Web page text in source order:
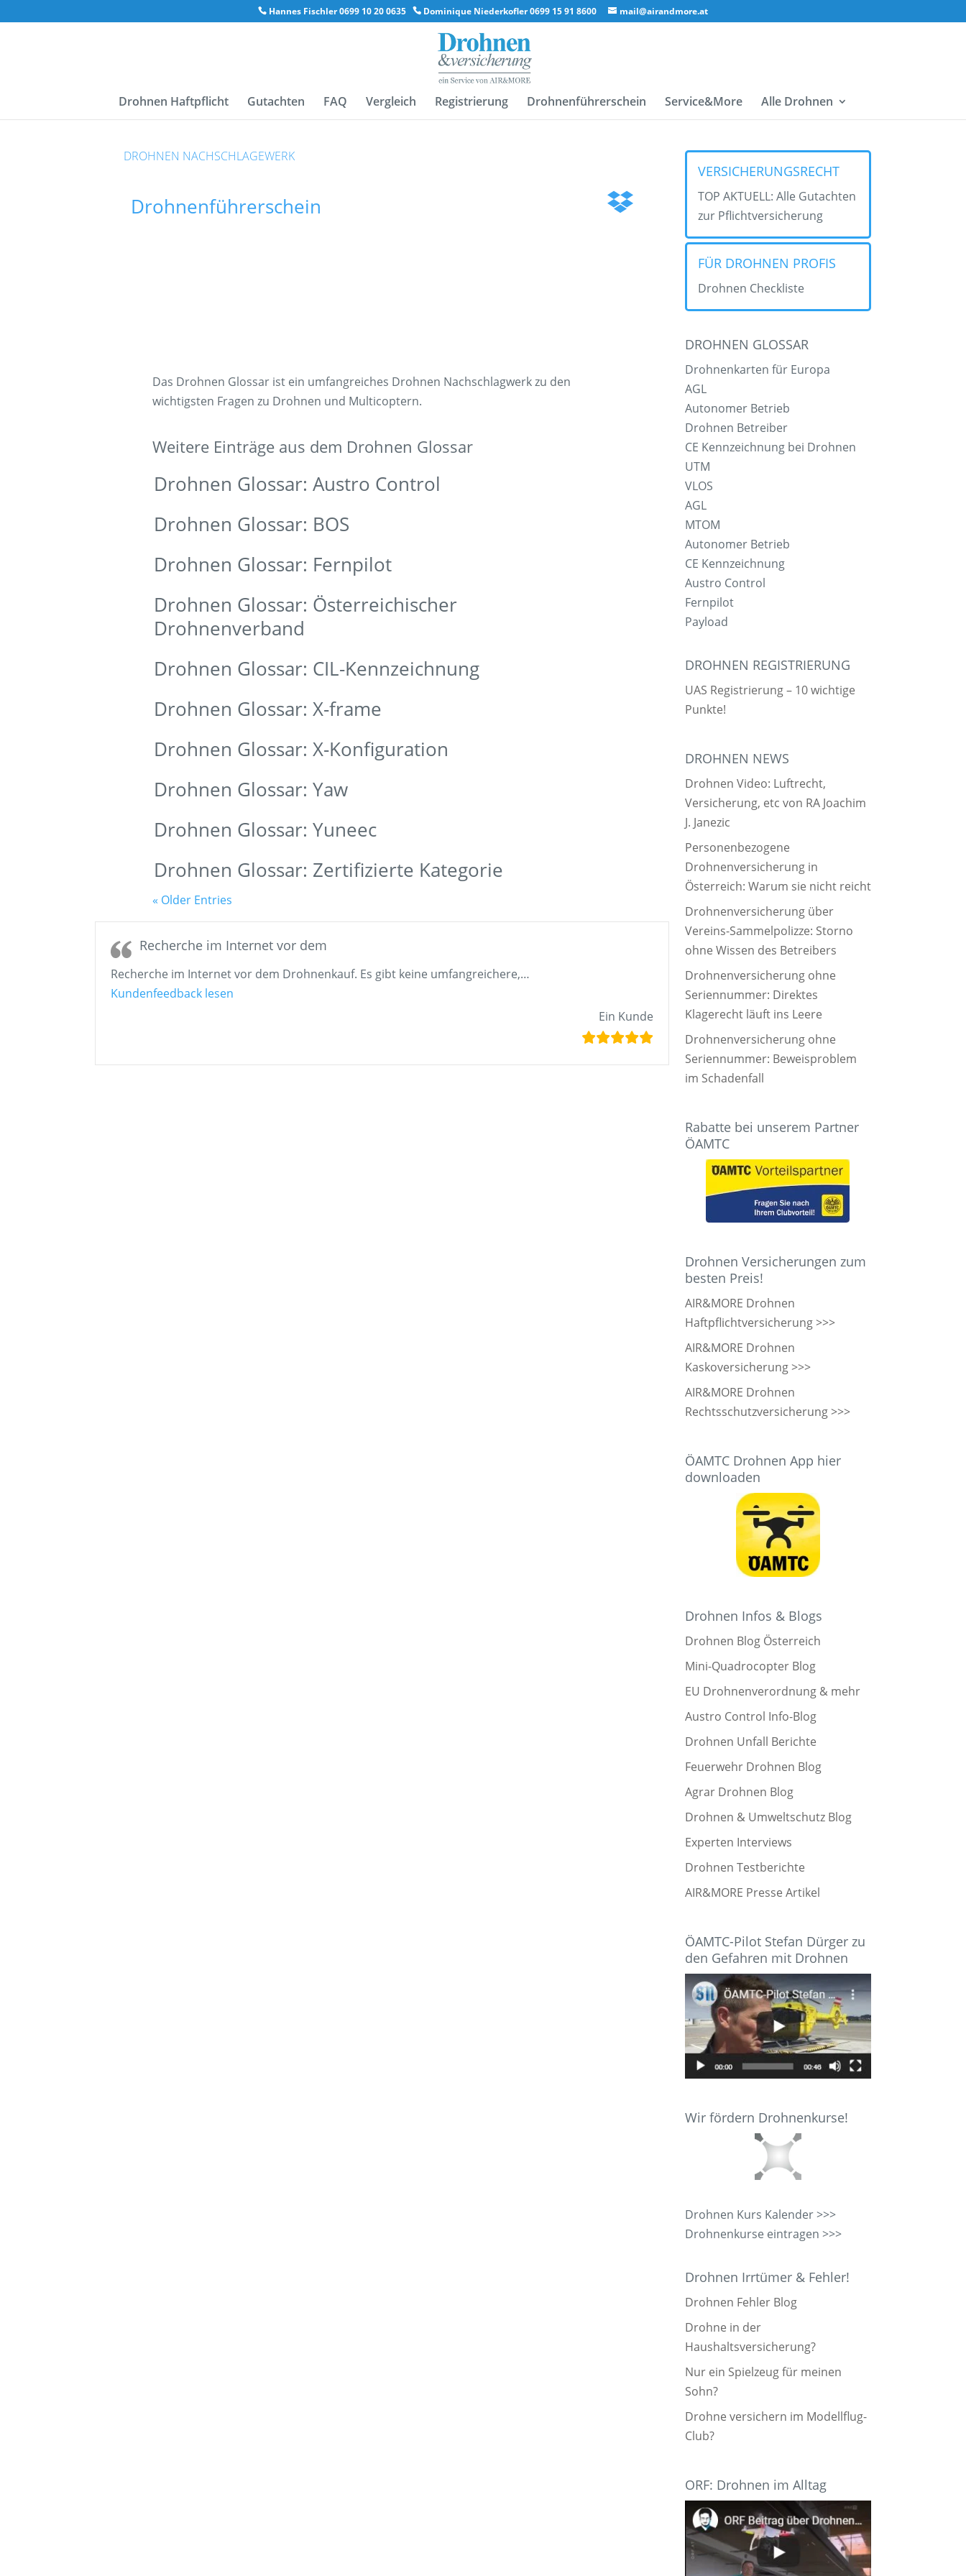
Hannes Fischler 0699 10 20 0635 Dominique Niederkofler 0699 15 91 8600 mail@airandmore.at
Drohnen Haftpflicht Gutachten FAQ Vergleich Registrierung Drohnenführerschein Service&More Alle Drohnen
DROHNEN NACHSCHLAGEWERK
Drohnenführerschein
Das Drohnen Glossar ist ein umfangreiches Drohnen Nachschlagwerk zu den
wichtigsten Fragen zu Drohnen und Multicoptern.
Weitere Einträge aus dem Drohnen Glossar
Drohnen Glossar: Austro Control
Drohnen Glossar: BOS
Drohnen Glossar: Fernpilot
Drohnen Glossar: Österreichischer
Drohnenverband
Drohnen Glossar: CIL-Kennzeichnung
Drohnen Glossar: X-frame
Drohnen Glossar: X-Konfiguration
Drohnen Glossar: Yaw
Drohnen Glossar: Yuneec
Drohnen Glossar: Zertifizierte Kategorie
« Older Entries
Recherche im Internet vor dem
Recherche im Internet vor dem Drohnenkauf. Es gibt keine umfangreichere,…
Kundenfeedback lesen
Ein Kunde
VERSICHERUNGSRECHT
TOP AKTUELL: Alle Gutachten
zur Pflichtversicherung
FÜR DROHNEN PROFIS
Drohnen Checkliste
DROHNEN GLOSSAR
Drohnenkarten für Europa
AGL
Autonomer Betrieb
Drohnen Betreiber
CE Kennzeichnung bei Drohnen
UTM
VLOS
AGL
MTOM
Autonomer Betrieb
CE Kennzeichnung
Austro Control
Fernpilot
Payload
DROHNEN REGISTRIERUNG
UAS Registrierung – 10 wichtige
Punkte!
DROHNEN NEWS
Drohnen Video: Luftrecht,
Versicherung, etc von RA Joachim
J. Janezic
Personenbezogene
Drohnenversicherung in
Österreich: Warum sie nicht reicht
Drohnenversicherung über
Vereins-Sammelpolizze: Storno
ohne Wissen des Betreibers
Drohnenversicherung ohne
Seriennummer: Direktes
Klagerecht läuft ins Leere
Drohnenversicherung ohne
Seriennummer: Beweisproblem
im Schadenfall
Rabatte bei unserem Partner
ÖAMTC
Drohnen Versicherungen zum
besten Preis!
AIR&MORE Drohnen
Haftpflichtversicherung >>>
AIR&MORE Drohnen
Kaskoversicherung >>>
AIR&MORE Drohnen
Rechtsschutzversicherung >>>
ÖAMTC Drohnen App hier
downloaden
Drohnen Infos & Blogs
Drohnen Blog Österreich
Mini-Quadrocopter Blog
EU Drohnenverordnung & mehr
Austro Control Info-Blog
Drohnen Unfall Berichte
Feuerwehr Drohnen Blog
Agrar Drohnen Blog
Drohnen & Umweltschutz Blog
Experten Interviews
Drohnen Testberichte
AIR&MORE Presse Artikel
ÖAMTC-Pilot Stefan Dürger zu
den Gefahren mit Drohnen
Wir fördern Drohnenkurse!
Drohnen Kurs Kalender >>>
Drohnenkurse eintragen >>>
Drohnen Irrtümer & Fehler!
Drohnen Fehler Blog
Drohne in der
Haushaltsversicherung?
Nur ein Spielzeug für meinen
Sohn?
Drohne versichern im Modellflug-
Club?
ORF: Drohnen im Alltag